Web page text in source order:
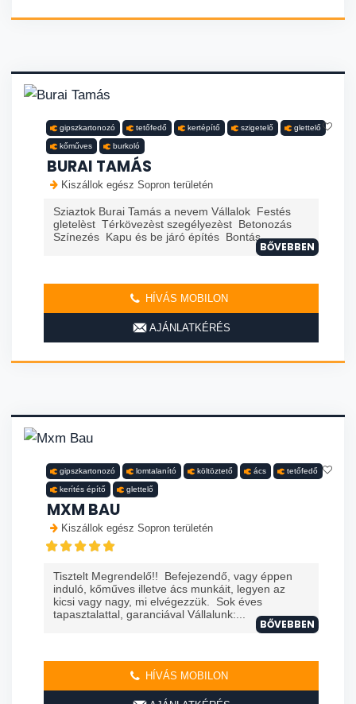
gipszkartonozó tetőfedő kertépítő szigetelő glettelő
kőműves burkoló
BURAI TAMÁS
Kiszállok egész Sopron területén
Sziaztok Burai Tamás a nevem Vállalok Festés
gletelèst Térkövezèst szegélyezèst Betonozás
Színezés Kapu és be járó építés Bontás
BŐVEBBEN
HÍVÁS MOBILON
AJÁNLATKÉRÉS
gipszkartonozó lomtalanító költöztető ács tetőfedő
kerítés építő glettelő
MXM BAU
Kiszállok egész Sopron területén
Tisztelt Megrendelő!! Befejezendő, vagy éppen
induló, kőműves illetve ács munkáit, legyen az
kicsi vagy nagy, mi elvégezzük. Sok éves
tapasztalattal, garanciával Vállalunk:...
BŐVEBBEN
HÍVÁS MOBILON